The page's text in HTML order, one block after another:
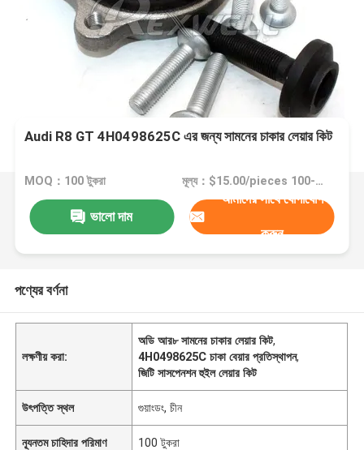
Audi R8 GT 4H0498625C এর জন্য সামনের চাকার লেয়ার কিট
MOQ：100 টুকরা মূল্য：$15.00/pieces 100-499 pieces
ভালো দাম
আমাদের সাথে যোগাযোগ
করুন
পণ্যের বর্ণনা
লক্ষণীয় করা:
অডি আর৮ সামনের চাকার লেয়ার কিট,
4H0498625C চাকা বেয়ার প্রতিস্থাপন,
জিটি সাসপেনশন হুইল লেয়ার কিট
উৎপত্তি স্থল গুয়াংডং, চীন
ন্যূনতম চাহিদার পরিমাণ 100 টুকরা